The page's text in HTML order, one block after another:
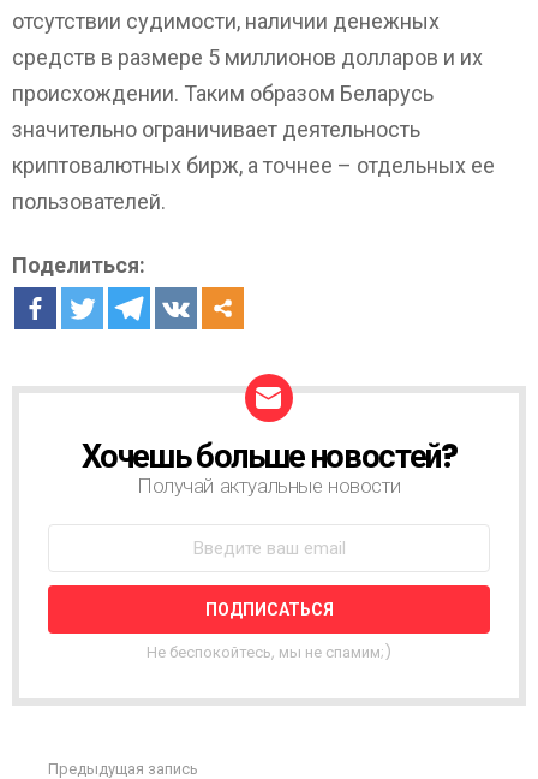
отсутствии судимости, наличии денежных
средств в размере 5 миллионов долларов и их
происхождении. Таким образом Беларусь
значительно ограничивает деятельность
криптовалютных бирж, а точнее – отдельных ее
пользователей.
Поделиться:
О
Т
Н
А
Ы
Хочешь больше новостей?
Получай актуальные новости
Не беспокойтесь, мы не спамим;)
Предыдущая запись